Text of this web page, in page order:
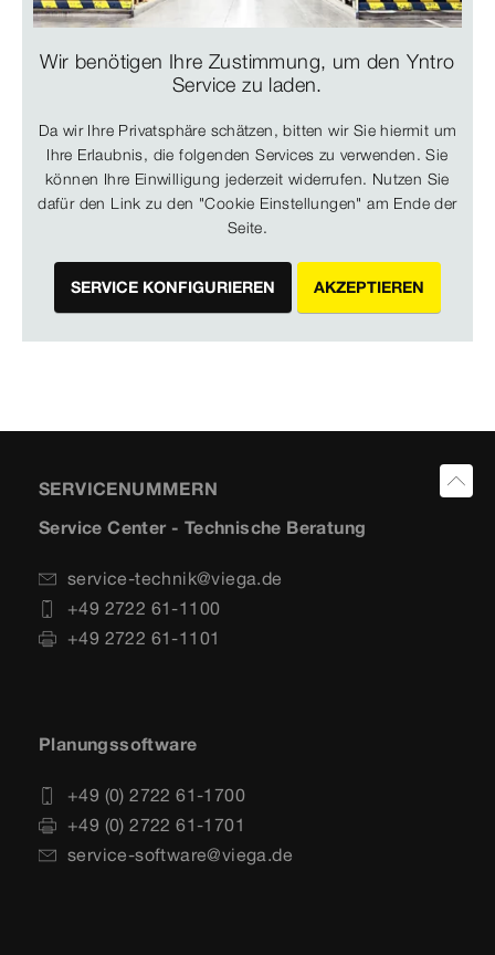
Wir benötigen Ihre Zustimmung, um den Yntro
Service zu laden.
Da wir Ihre Privatsphäre schätzen, bitten wir Sie hiermit um
Ihre Erlaubnis, die folgenden Services zu verwenden. Sie
können Ihre Einwilligung jederzeit widerrufen. Nutzen Sie
dafür den Link zu den "Cookie Einstellungen" am Ende der
Seite.
SERVICE KONFIGURIEREN AKZEPTIEREN
SERVICENUMMERN
Service Center - Technische Beratung
service-technik@viega.de
+49 2722 61-1100
+49 2722 61-1101
Planungssoftware
+49 (0) 2722 61-1700
+49 (0) 2722 61-1701
service-software@viega.de